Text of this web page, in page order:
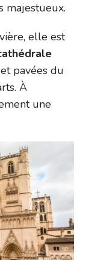
majestueux.
elle est
pavées du
À
une